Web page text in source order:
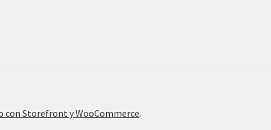
con Storefront y WooCommerce.